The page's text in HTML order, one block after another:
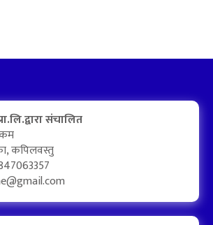
संचालित
कपिलवस्तु